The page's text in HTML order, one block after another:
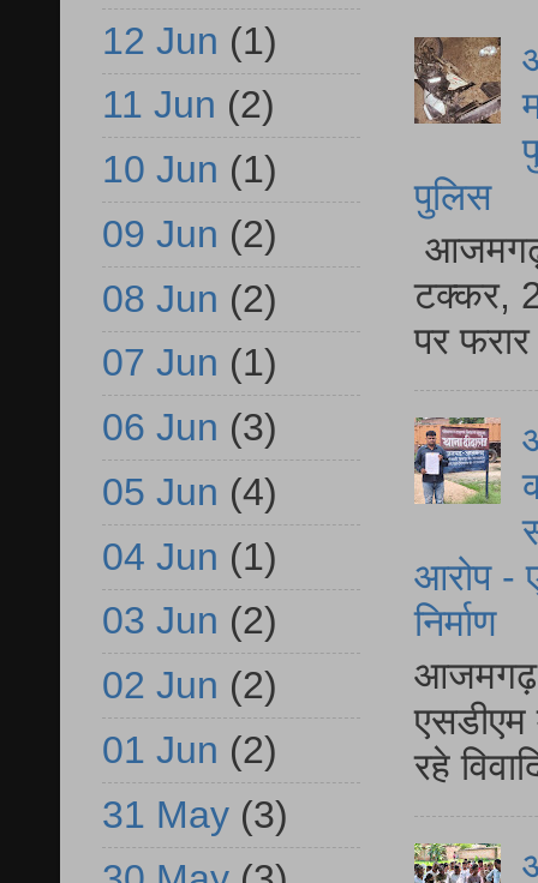
पुलिस
आजमगढ़
टक्कर,
पर
आरोप -
निर्माण
आजमगढ़
एसडीएम
रहे
12 Jun (1)
11 Jun (2)
10 Jun (1)
09 Jun (2)
08 Jun (2)
07 Jun (1)
06 Jun (3)
05 Jun (4)
04 Jun (1)
03 Jun (2)
02 Jun (2)
01 Jun (2)
31 May (3)